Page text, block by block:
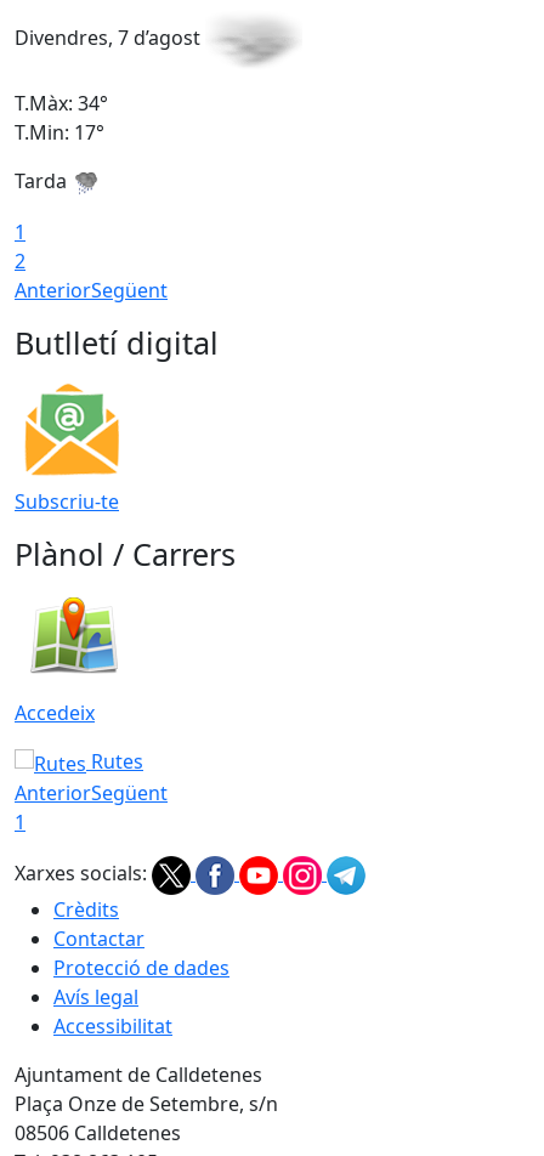
Divendres, 7 d’agost
T.Màx: 34°
T.Min: 17°
Tarda
1
2
AnteriorSegüent
Butlletí digital
Subscriu-te
Plànol / Carrers
Accedeix
Rutes
AnteriorSegüent
1
Xarxes socials:
Crèdits
Contactar
Protecció de dades
Avís legal
Accessibilitat
Ajuntament de Calldetenes
Plaça Onze de Setembre, s/n
08506 Calldetenes